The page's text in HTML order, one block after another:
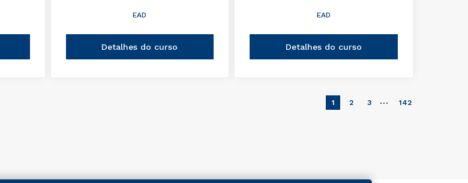
EAD
Detalhes do curso
EAD
Detalhes do curso
1 2 3 … 142